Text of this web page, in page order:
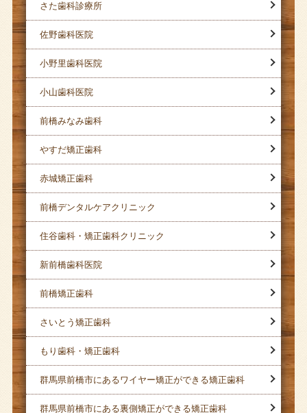
さた歯科診療所
佐野歯科医院
小野里歯科医院
小山歯科医院
前橋みなみ歯科
やすだ矯正歯科
赤城矯正歯科
前橋デンタルケアクリニック
住谷歯科・矯正歯科クリニック
新前橋歯科医院
前橋矯正歯科
さいとう矯正歯科
もり歯科・矯正歯科
群馬県前橋市にあるワイヤー矯正ができる矯正歯科
群馬県前橋市にある裏側矯正ができる矯正歯科